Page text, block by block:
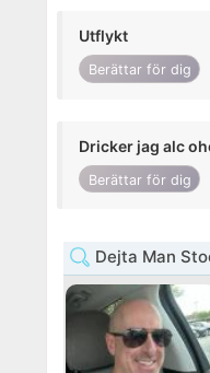
Utflykt
Berättar för dig
Dricker jag alc
Berättar för dig
Dejta Man